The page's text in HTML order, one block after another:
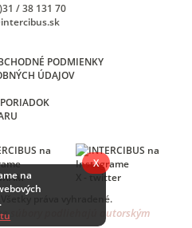
/ 38 131 70
PODMIENKY
ÚDAJOV
X - twitter
Všetky práva vyhradené.
súbory podliehajú autorským
na
X